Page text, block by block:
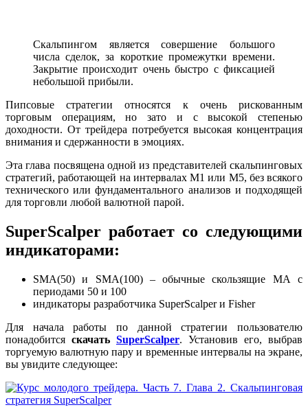
Скальпингом является совершение большого
числа сделок, за короткие промежутки времени.
Закрытие происходит очень быстро с фиксацией
небольшой прибыли.
Пипсовые стратегии относятся к очень рискованным
торговым операциям, но зато и с высокой степенью
доходности. От трейдера потребуется высокая концентрация
внимания и сдержанности в эмоциях.
Эта глава посвящена одной из представителей скальпинговых
стратегий, работающей на интервалах М1 или М5, без всякого
технического или фундаментального анализов и подходящей
для торговли любой валютной парой.
SuperScalper работает со следующими
индикаторами:
SMA(50) и SМА(100) – обычные скользящие МА с
периодами 50 и 100
индикаторы разработчика SuperScalper и Fisher
Для начала работы по данной стратегии пользователю
понадобится скачать SuperScalper. Установив его, выбрав
торгуемую валютную пару и временные интервалы на экране,
вы увидите следующее: